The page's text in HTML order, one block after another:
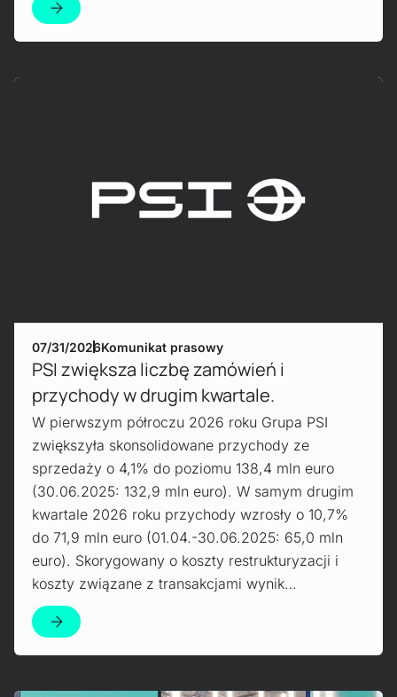
07/31/2026Komunikat prasowy
PSI zwiększa liczbę zamówień i
przychody w drugim kwartale.
W pierwszym półroczu 2026 roku Grupa PSI
zwiększyła skonsolidowane przychody ze
sprzedaży o 4,1% do poziomu 138,4 mln euro
(30.06.2025: 132,9 mln euro). W samym drugim
kwartale 2026 roku przychody wzrosły o 10,7%
do 71,9 mln euro (01.04.-30.06.2025: 65,0 mln
euro). Skorygowany o koszty restrukturyzacji i
koszty związane z transakcjami wynik…